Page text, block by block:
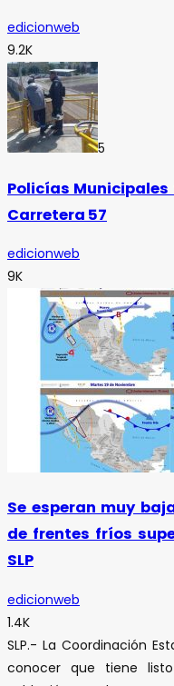
edicionweb
9.2K
5
Policías
Carretera 57
edicionweb
9K
Se esperan muy
de frentes fríos
SLP
edicionweb
1.4K
SLP.- La Coordinación
conocer que tiene